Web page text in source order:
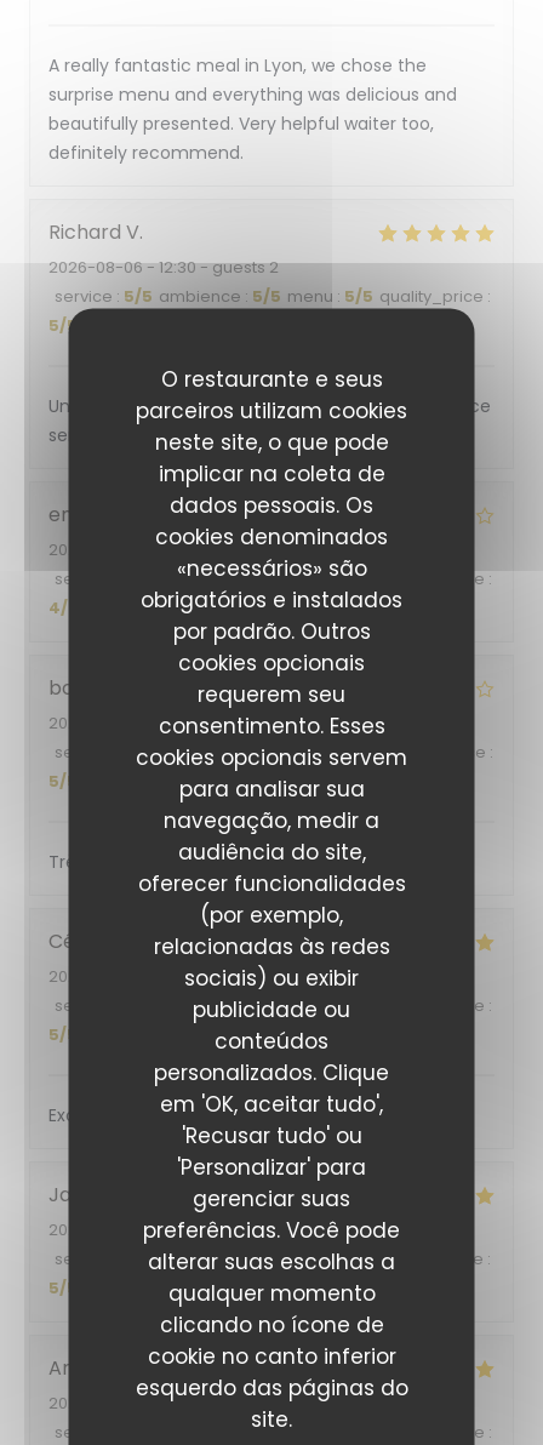
O restaurante e seus
parceiros utilizam cookies
neste site, o que pode
implicar na coleta de
dados pessoais. Os
cookies denominados
«necessários» são
obrigatórios e instalados
por padrão. Outros
cookies opcionais
requerem seu
consentimento. Esses
cookies opcionais servem
para analisar sua
navegação, medir a
audiência do site,
oferecer funcionalidades
(por exemplo,
relacionadas às redes
sociais) ou exibir
publicidade ou
conteúdos
personalizados. Clique
em 'OK, aceitar tudo',
'Recusar tudo' ou
'Personalizar' para
gerenciar suas
preferências. Você pode
alterar suas escolhas a
qualquer momento
clicando no ícone de
cookie no canto inferior
esquerdo das páginas do
site.
A really fantastic meal in Lyon, we chose the
surprise menu and everything was delicious and
beautifully presented. Very helpful waiter too,
definitely recommend.
Richard V
2026-08-06- 12:30 - guests 2
service : 5/5 ambience : 5/5 menu : 5/5 quality_price :
5/5
Un accueil chaleureux, sympathique. Une ambiance
sereine. Une cuisine qui a du goût.
emma
2026-08-05
- 19:30 - guests 2
service
ambience:4/5 menu:5/5 quality_price :
4/5
bouilloux
2026-08-05
- 12:00 - guests 3
service
/5 ambience: 4/5 menu:4/5 quality_price :
5/5
Très bon accueil et service
Cécile
2026-08-06
- 12:30 - guests 2
service
ambience:4/5 menu: 5 quality_price :
5/5
Excellent
Jacqueline
2026-08-03 - 19:30 - guests 1
service
/5 ambience : 5/5 menu:5/5 quality_price :
5/5
Ana
2026-08-05- 19:30 - guests 2
service
5/5 menu quality_price :